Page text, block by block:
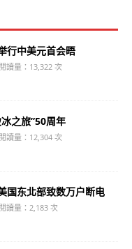
行中美元首会晤
讀量：13,322 次
之旅”50周年
讀量：12,304 次
国东北部致数万户断电
讀量：2,183 次